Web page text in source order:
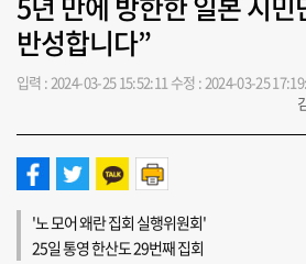
반성합니다”
입력 : 2024-03-25 15:52:11 수정 : 2024-03-25
'노 모어 왜란 집회 실행위원회'
25일 통영 한산도 29번째 집회